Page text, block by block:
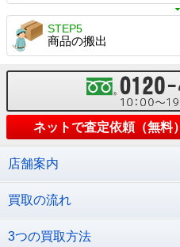
STEP5
商品の搬出
ネットで査定依頼（無料）
店舗案内
買取の流れ
3つの買取方法